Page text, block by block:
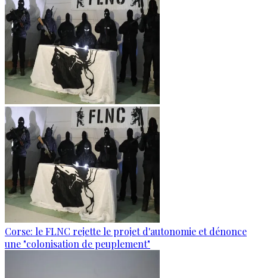
Corse: le FLNC rejette le projet d'autonomie et dénonce
une "colonisation de peuplement"